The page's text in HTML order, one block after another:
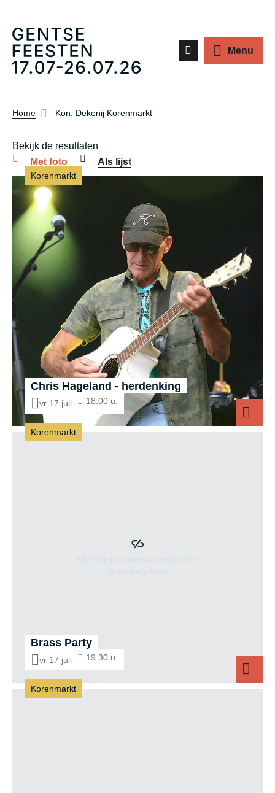
Menu
Kruimelpad
Home Kon. Dekenij Korenmarkt
Bekijk de resultaten
Met foto
Als lijst
Chris Hageland - herdenking
vr 17 juli 18.00 u.
Korenmarkt
Brass Party
vr 17 juli 19.30 u.
Korenmarkt
Brass Party
Korenmarkt